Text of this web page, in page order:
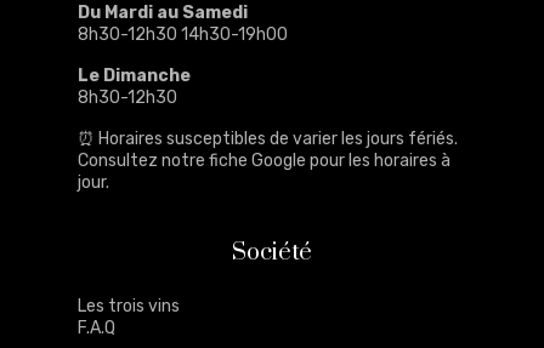
Du Mardi au Samedi
8h30-12h30 14h30-19h00
Le Dimanche
8h30-12h30
⏰ Horaires susceptibles de varier les jours fériés.
Consultez notre fiche Google pour les horaires à
jour.
Société
Les trois vins
F.A.Q